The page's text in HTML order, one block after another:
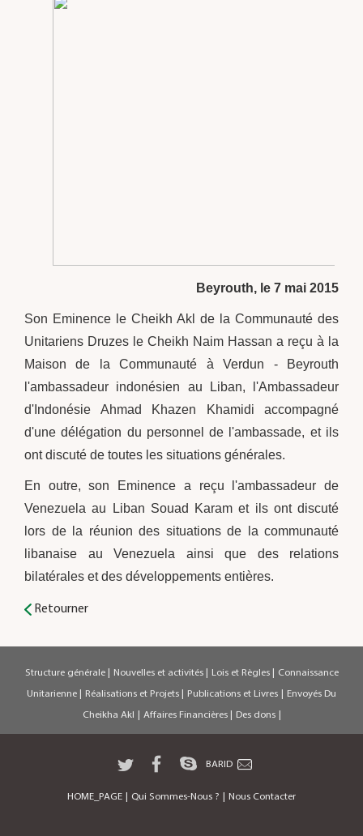
Beyrouth, le 7 mai 2015
Son Eminence le Cheikh Akl de la Communauté des
Unitariens Druzes le Cheikh Naim Hassan a reçu à la
Maison de la Communauté à Verdun - Beyrouth
l'ambassadeur indonésien au Liban, l'Ambassadeur
d'Indonésie Ahmad Khazen Khamidi accompagné
d'une délégation du personnel de l'ambassade, et ils
ont discuté de toutes les situations générales.
En outre, son Eminence a reçu l'ambassadeur de
Venezuela au Liban Souad Karam et ils ont discuté
lors de la réunion des situations de la communauté
libanaise au Venezuela ainsi que des relations
bilatérales et des développements entières.
Retourner
Structure générale | Nouvelles et activités | Lois et Règles | Connaissance
Unitarienne | Réalisations et Projets | Publications et Livres | Envoyés Du
Cheikha Akl | Affaires Financières | Des dons |
BARID
HOME_PAGE | Qui Sommes-Nous ? | Nous Contacter